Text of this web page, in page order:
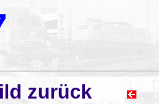
zurück